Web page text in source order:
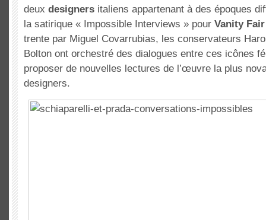
deux designers italiens appartenant à des époques
la satirique « Impossible Interviews » pour Vanity Fair
trente par Miguel Covarrubias, les conservateurs
Bolton ont orchestré des dialogues entre ces icônes
proposer de nouvelles lectures de l’œuvre la plus
designers.